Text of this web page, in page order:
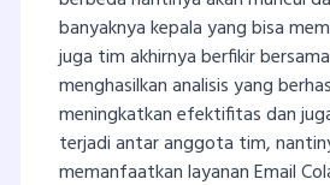
banyaknya kepala yang bisa
juga tim akhirnya berfikir
menghasilkan analisis yang
meningkatkan efektifitas dan
terjadi antar anggota tim,
memanfaatkan layanan Email